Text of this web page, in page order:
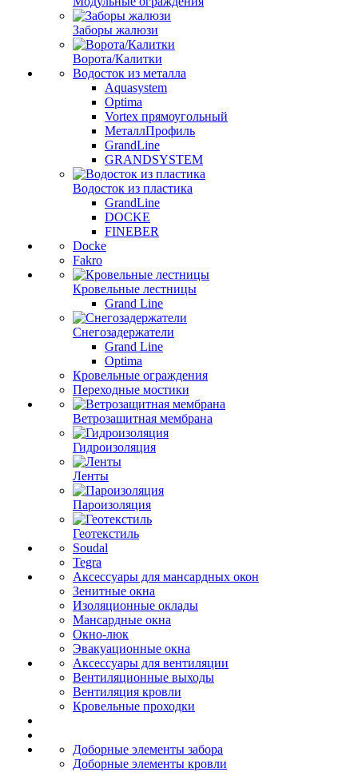
Заборы жалюзи
Ворота/Калитки
Водосток из металла
Aquasystem
Optima
Vortex прямоугольный
МеталлПрофиль
GrandLine
GRANDSYSTEM
Водосток из пластика
GrandLine
DOCKE
FINEBER
Docke
Fakro
Кровельные лестницы
Grand Line
Снегозадержатели
Grand Line
Optima
Кровельные ограждения
Переходные мостики
Ветрозащитная мембрана
Гидроизоляция
Ленты
Пароизоляция
Геотекстиль
Soudal
Tegra
Аксессуары для мансардных окон
Зенитные окна
Изоляционные оклады
Мансардные окна
Окно-люк
Эвакуационные окна
Аксессуары для вентиляции
Вентиляционные выходы
Вентиляция кровли
Кровельные проходки
Доборные элементы забора
Доборные элементы кровли